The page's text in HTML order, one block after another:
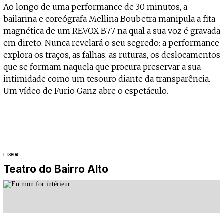
Ao longo de uma performance de 30 minutos, a
bailarina e coreógrafa Mellina Boubetra manipula a fita
magnética de um REVOX B77 na qual a sua voz é gravada
em direto. Nunca revelará o seu segredo: a performance
explora os traços, as falhas, as ruturas, os deslocamentos
que se formam naquela que procura preservar a sua
intimidade como um tesouro diante da transparência.
Um vídeo de Furio Ganz abre o espetáculo.
LISBOA
Teatro do Bairro Alto